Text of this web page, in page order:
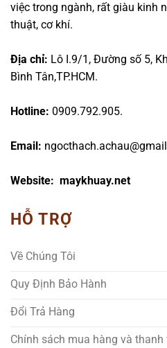
việc trong ngành, rất giàu kinh
thuật, cơ khí.
Địa chỉ: Lô I.9/1, Đường số 5,
Bình Tân,TP.HCM.
Hotline: 0909.792.905.
Email:
Website: maykhuay.net
HỖ TRỢ
Về Chúng Tôi
Quy Định Bảo Hành
Đổi Trả Hàng
Chính sách mua hàng và thanh